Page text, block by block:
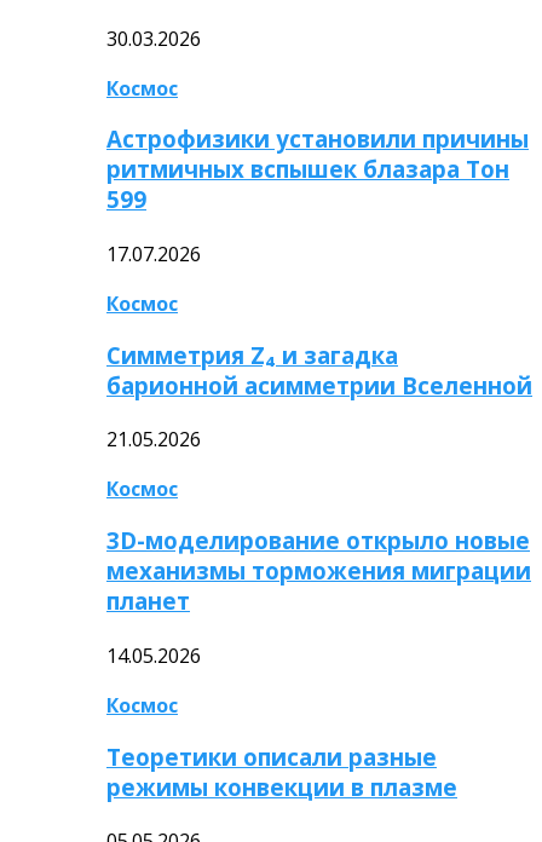
30.03.2026
Космос
Астрофизики установили причины
ритмичных вспышек блазара Тон
599
17.07.2026
Космос
Симметрия Z₄ и загадка
барионной асимметрии Вселенной
21.05.2026
Космос
3D-моделирование открыло новые
механизмы торможения миграции
планет
14.05.2026
Космос
Теоретики описали разные
режимы конвекции в плазме